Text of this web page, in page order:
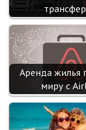
Аренда жилья
миру с